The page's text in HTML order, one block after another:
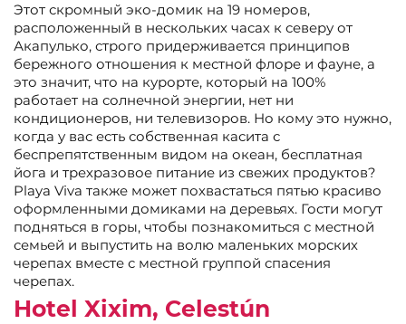
Этот скромный эко-домик на 19 номеров,
расположенный в нескольких часах к северу от
Акапулько, строго придерживается принципов
бережного отношения к местной флоре и фауне, а
это значит, что на курорте, который на 100%
работает на солнечной энергии, нет ни
кондиционеров, ни телевизоров. Но кому это нужно,
когда у вас есть собственная касита с
беспрепятственным видом на океан, бесплатная
йога и трехразовое питание из свежих продуктов?
Playa Viva также может похвастаться пятью красиво
оформленными домиками на деревьях. Гости могут
подняться в горы, чтобы познакомиться с местной
семьей и выпустить на волю маленьких морских
черепах вместе с местной группой спасения
черепах.
Hotel Xixim, Celestún